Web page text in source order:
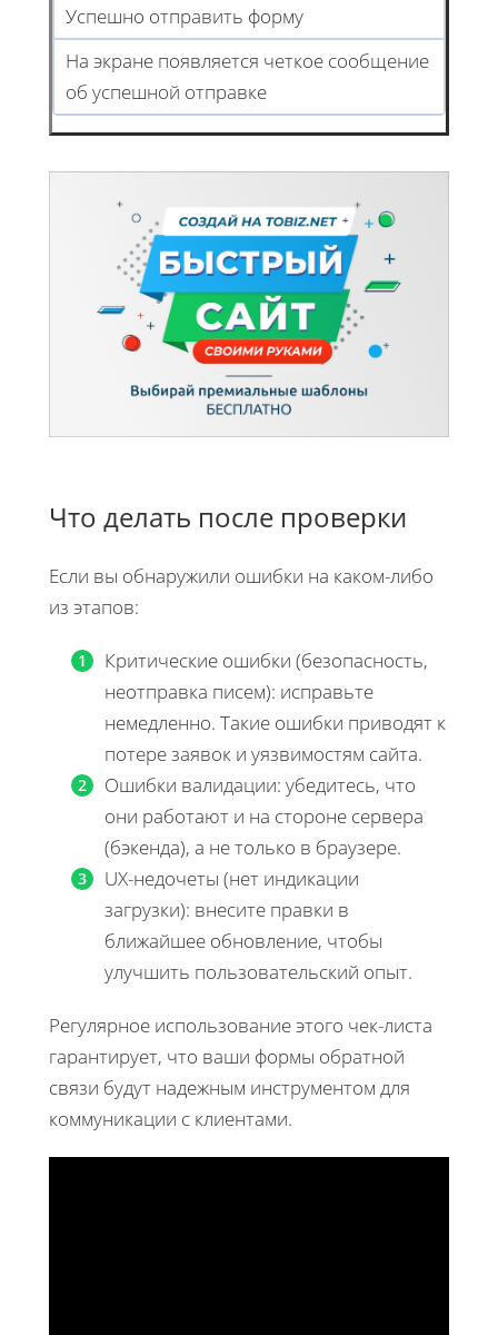
Успешно отправить форму
На экране появляется четкое сообщение
об успешной отправке
Что делать после проверки
Если вы обнаружили ошибки на каком-либо
из этапов:
Критические ошибки (безопасность,
неотправка писем): исправьте
немедленно. Такие ошибки приводят к
потере заявок и уязвимостям сайта.
Ошибки валидации: убедитесь, что
они работают и на стороне сервера
(бэкенда), а не только в браузере.
UX-недочеты (нет индикации
загрузки): внесите правки в
ближайшее обновление, чтобы
улучшить пользовательский опыт.
Регулярное использование этого чек-листа
гарантирует, что ваши формы обратной
связи будут надежным инструментом для
коммуникации с клиентами.